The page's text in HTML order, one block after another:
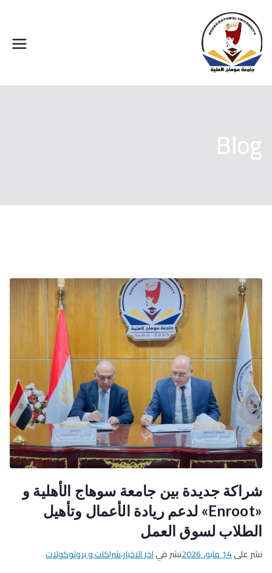
إلى
المحتوى
Blog
شراكة جديدة بين جامعة سوهاج الأهلية و
«Enroot» لدعم ريادة الأعمال وتأهيل
الطلاب لسوق العمل
نشر على14 مايو، 2026 نشر فياخر الاخبار،شراكات و بروتوكولات